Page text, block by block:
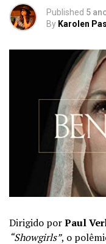
Published 5
By Karolen
Dirigido porPaul
“Showgirls”, o